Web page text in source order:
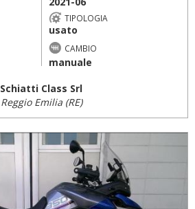
TIPOLOGIA
usato
CAMBIO
manuale
Schiatti Class Srl
Reggio Emilia (RE)